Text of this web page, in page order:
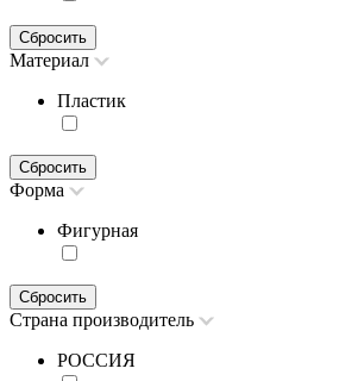
Сбросить
Материал
Пластик
Сбросить
Форма
Фигурная
Сбросить
Страна производитель
РОССИЯ